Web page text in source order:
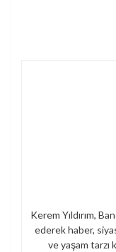
Kerem Yıldırım,
ederek haber,
ve yaşam tarzı